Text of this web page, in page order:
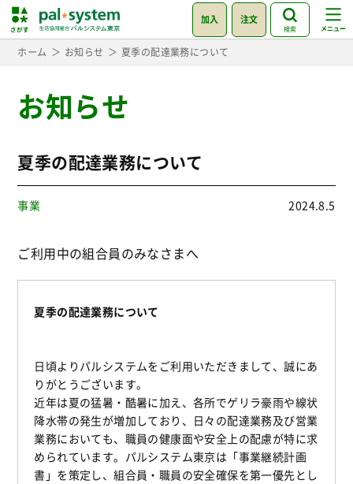
加入 注文
検索
ホーム お知らせ 夏季の配達業務について
お知らせ
夏季の配達業務について
事業 2024.8.5
ご利用中の組合員のみなさまへ
夏季の配達業務について
日頃よりパルシステムをご利用いただきまして、誠にあ
りがとうございます。
近年は夏の猛暑・酷暑に加え、各所でゲリラ豪雨や線状
降水帯の発生が増加しており、日々の配達業務及び営業
業務においても、職員の健康面や安全上の配慮が特に求
められています。パルシステム東京は「事業継続計画
書」を策定し、組合員・職員の安全確保を第一優先とし